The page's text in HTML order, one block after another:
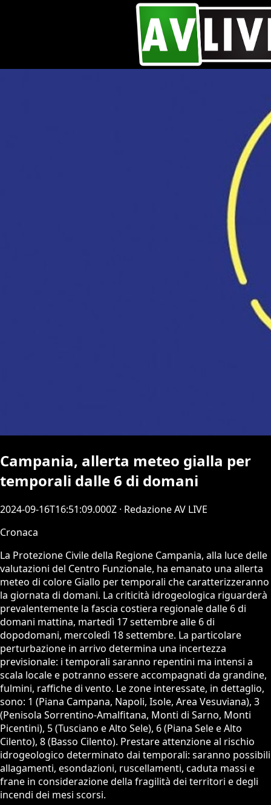
Campania, allerta meteo gialla per
temporali dalle 6 di domani
2024-09-16T16:51:09.000Z · Redazione AV LIVE
Cronaca
La Protezione Civile della Regione Campania, alla luce delle
valutazioni del Centro Funzionale, ha emanato una allerta
meteo di colore Giallo per temporali che caratterizzeranno
la giornata di domani. La criticità idrogeologica riguarderà
prevalentemente la fascia costiera regionale dalle 6 di
domani mattina, martedì 17 settembre alle 6 di
dopodomani, mercoledì 18 settembre. La particolare
perturbazione in arrivo determina una incertezza
previsionale: i temporali saranno repentini ma intensi a
scala locale e potranno essere accompagnati da grandine,
fulmini, raffiche di vento. Le zone interessate, in dettaglio,
sono: 1 (Piana Campana, Napoli, Isole, Area Vesuviana), 3
(Penisola Sorrentino-Amalfitana, Monti di Sarno, Monti
Picentini), 5 (Tusciano e Alto Sele), 6 (Piana Sele e Alto
Cilento), 8 (Basso Cilento). Prestare attenzione al rischio
idrogeologico determinato dai temporali: saranno possibili
allagamenti, esondazioni, ruscellamenti, caduta massi e
frane in considerazione della fragilità dei territori e degli
incendi dei mesi scorsi.